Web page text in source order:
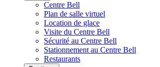
Centre Bell
Plan de salle virtuel
Location de glace
Visite du Centre Bell
Sécurité au Centre Bell
Stationnement au Centre Bell
Restaurants